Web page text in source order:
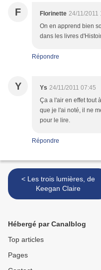
F Florinette 24/11/2011
On en apprend bien
dans les livres
Répondre
Y Ys 24/11/2011 07:45
Ça a l'air en effet tout
que je l'ai noté, il ne
pour le lire.
Répondre
< Les trois lumières, de
Keegan Claire
Hébergé par Canalblog
Top articles
Pages